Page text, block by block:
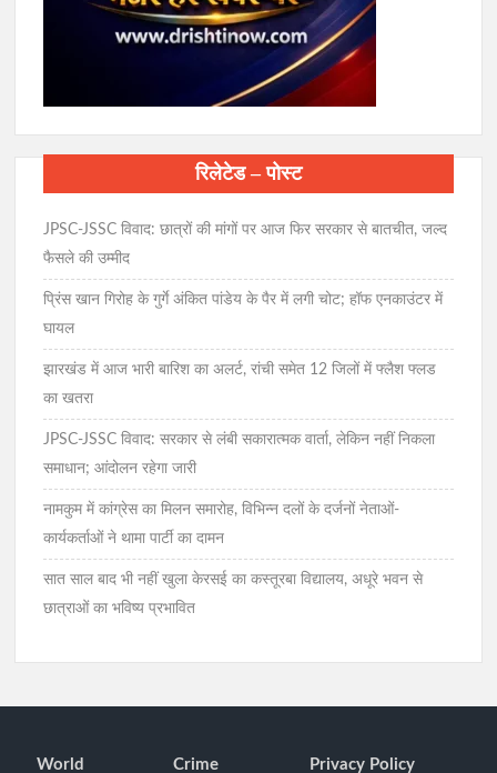
रिलेटेड – पोस्ट
JPSC-JSSC विवाद: छात्रों की मांगों पर आज फिर सरकार से बातचीत, जल्द
फैसले की उम्मीद
प्रिंस खान गिरोह के गुर्गे अंकित पांडेय के पैर में लगी चोट; हॉफ एनकाउंटर में
घायल
झारखंड में आज भारी बारिश का अलर्ट, रांची समेत 12 जिलों में फ्लैश फ्लड
का खतरा
JPSC-JSSC विवाद: सरकार से लंबी सकारात्मक वार्ता, लेकिन नहीं निकला
समाधान; आंदोलन रहेगा जारी
नामकुम में कांग्रेस का मिलन समारोह, विभिन्न दलों के दर्जनों नेताओं-
कार्यकर्ताओं ने थामा पार्टी का दामन
सात साल बाद भी नहीं खुला केरसई का कस्तूरबा विद्यालय, अधूरे भवन से
छात्राओं का भविष्य प्रभावित
World Crime Privacy Policy